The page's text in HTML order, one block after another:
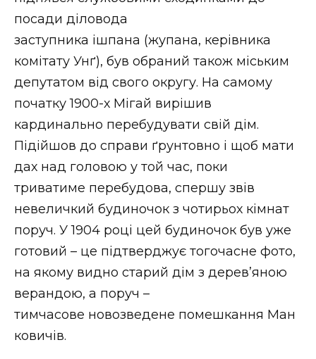
посади діловода
заступника ішпана (жупана, керівника
комітату Унґ), був обраний також міським
депутатом від свого округу. На самому
початку 1900-х Мігай вирішив
кардинально перебудувати свій дім.
Підійшов до справи ґрунтовно і щоб мати
дах над головою у той час, поки
триватиме перебудова, спершу звів
невеличкий будиночок з чотирьох кімнат
поруч. У 1904 році цей будиночок був уже
готовий – це підтверджує тогочасне фото,
на якому видно старий дім з дерев’яною
верандою, а поруч –
тимчасове новозведене помешкання Ман
ковичів.